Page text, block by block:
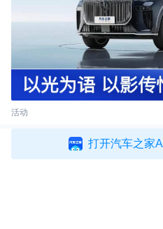
像、导航系统、定速巡航
动、车身电子稳定系统等
动力方面，绅宝D50将会
为113马力，峰值扭矩达
望配备一台1.5T发动机，
级变速箱。（编译/汽车之
活动
打开汽车之家